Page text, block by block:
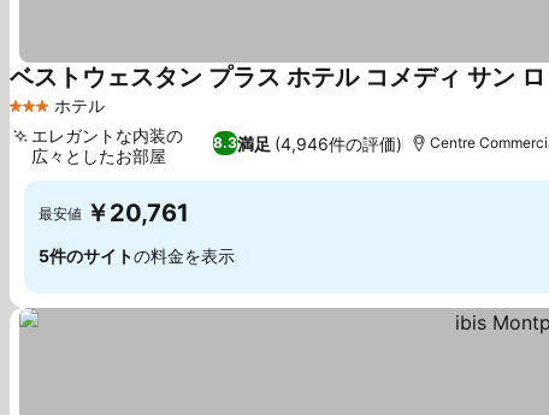
3 ホテルのランク
ホテル
ベストウェスタン プラス ホテル コメディ サン
8.3満足 (4,946件の評価)
エレガントな内装の
広々としたお部屋
Centre
最安値 ￥20,761
5件のサイトの料金を表示